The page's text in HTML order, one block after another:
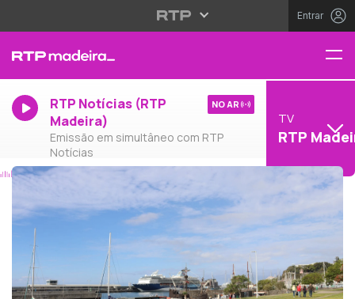
Entrar
RTP Notícias (RTP
Madeira)
Emissão em simultâneo com RTP
Notícias
NO AR
TV
RTP